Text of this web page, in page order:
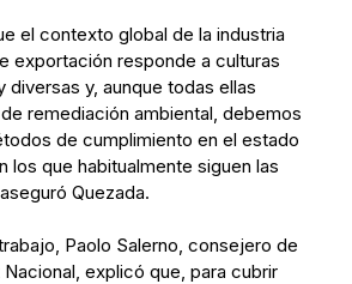
el contexto global de la industria
exportación responde a culturas
diversas y, aunque todas ellas
remediación ambiental, debemos
de cumplimiento en el estado
los que habitualmente siguen las
Quezada.
Paolo Salerno, consejero de
explicó que, para cubrir